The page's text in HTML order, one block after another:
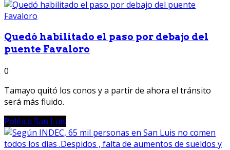
Quedó habilitado el paso por debajo del
puente Favaloro
0
Tamayo quitó los conos y a partir de ahora el tránsito
será más fluido.
Política San Luis